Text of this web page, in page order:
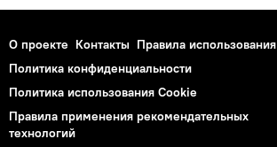
О проекте Контакты Правила использования
Политика конфиденциальности
Политика использования Cookie
Правила применения рекомендательных
технологий